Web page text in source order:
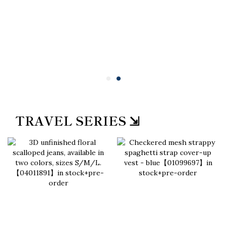
TRAVEL SERIES ⇲